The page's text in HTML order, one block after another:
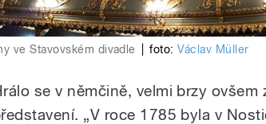
ve Stavovském divadle foto:Václav Müller
se v němčině, velmi brzy
„V roce 1785 byla v